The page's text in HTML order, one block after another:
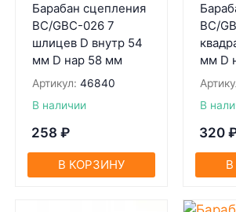
Барабан сцепления
BC/GBC-026 7
шлицев D внутр 54
мм D нар 58 мм
Артикул: 46840
В наличии
258 ₽
В КОРЗИНУ
BC/
мм D
В
320